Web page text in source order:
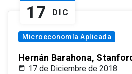
17 DIC
Microeconomía Aplicada
Hernán Barahona,
17 de Diciembre de 2018